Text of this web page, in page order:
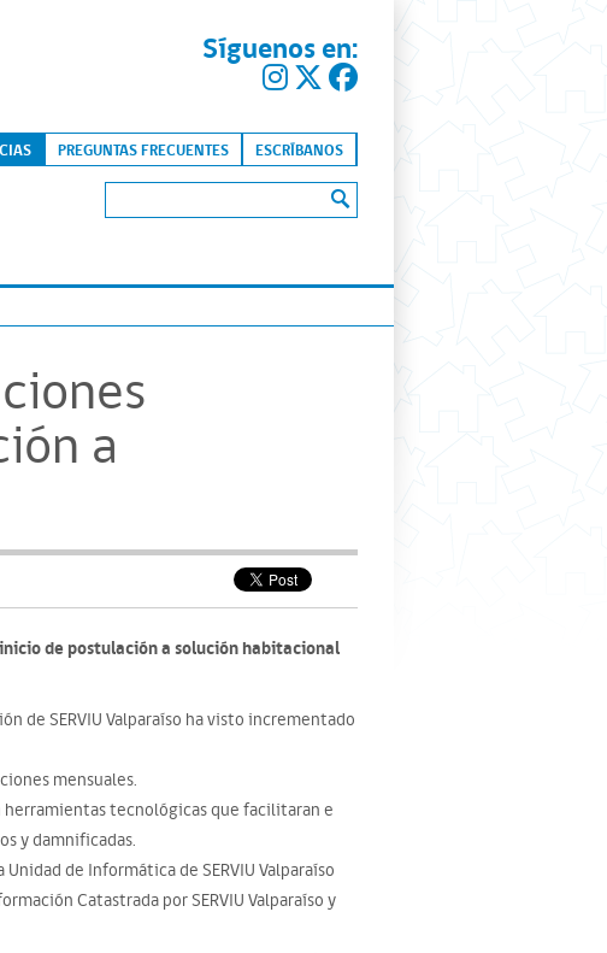
Síguenos en:
Skip to content
PREGUNTAS FRECUENTES ESCRÍBANOS
a
de postulación a solución habitacional
de SERVIU Valparaíso ha visto incrementado
mensuales.
herramientas tecnológicas que facilitaran e
y damnificadas.
de Informática de SERVIU Valparaíso
Catastrada por SERVIU Valparaíso y